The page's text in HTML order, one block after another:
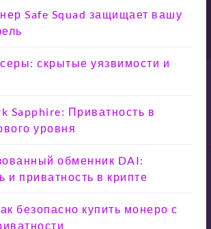
Safe Squad защищает вашу
скрытые уязвимости и
Sapphire: Приватность в
уровня
обменник DAI:
и приватность в крипте
безопасно купить монеро с